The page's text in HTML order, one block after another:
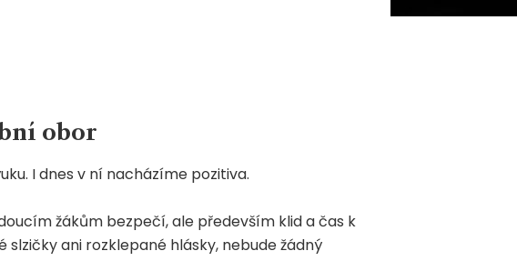
obor
I dnes v ní nacházíme pozitiva.
žákům bezpečí, ale především klid a čas k
ani rozklepané hlásky, nebude žádný